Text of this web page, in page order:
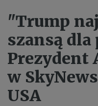
"Trump
szansą dla
Prezydent
w
USA